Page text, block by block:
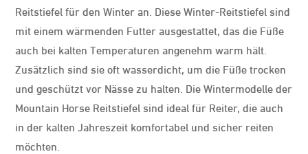
Reitstiefel für den Winter an. Diese Winter-Reitstiefel sind
mit einem wärmenden Futter ausgestattet, das die Füße
auch bei kalten Temperaturen angenehm warm hält.
Zusätzlich sind sie oft wasserdicht, um die Füße trocken
und geschützt vor Nässe zu halten. Die Wintermodelle der
Mountain Horse Reitstiefel sind ideal für Reiter, die auch
in der kalten Jahreszeit komfortabel und sicher reiten
möchten.